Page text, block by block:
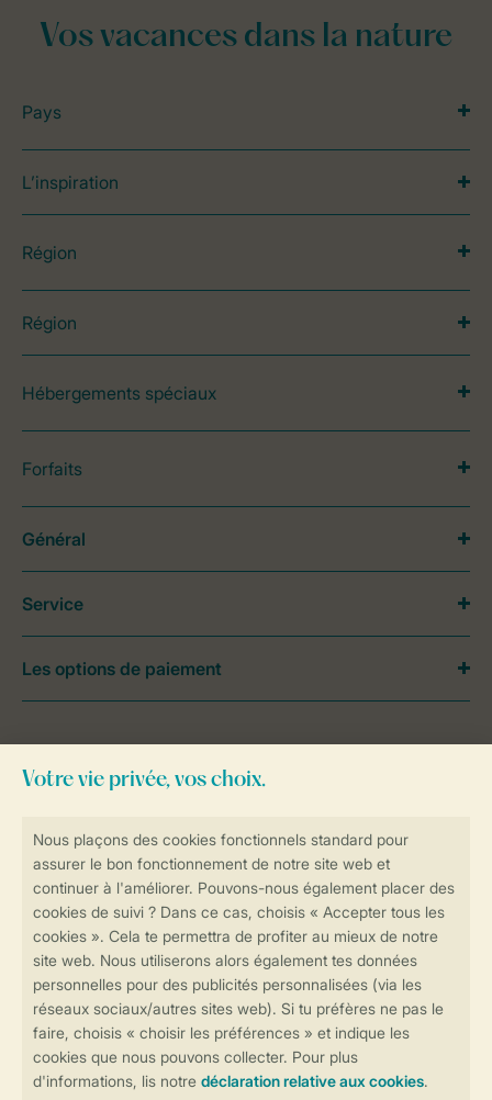
Réservations en ligne rapides et sécurisées
Transmission sécurisée des données
Paiement sécurisé
Vos vacances dans la nature
Pays
L’inspiration
Région
Région
Hébergements spéciaux
Forfaits
contactez notreContact Center.
Général
Service
Les options de paiement